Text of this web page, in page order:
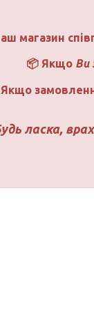
магазин
📦 Якщо Ви
Якщо
ласка,